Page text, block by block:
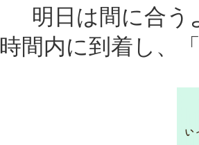
明日は間に合
時間内に到着し、